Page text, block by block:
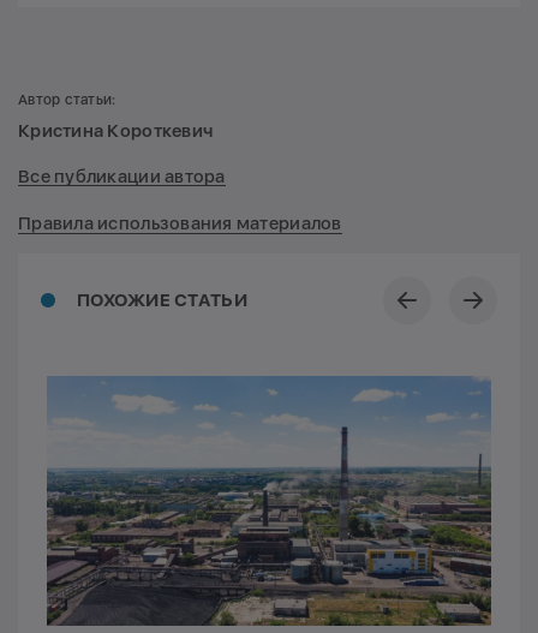
ПОХОЖИЕ СТАТЬИ
Автор статьи:
Кристина Короткевич
Все публикации автора
Правила использования материалов